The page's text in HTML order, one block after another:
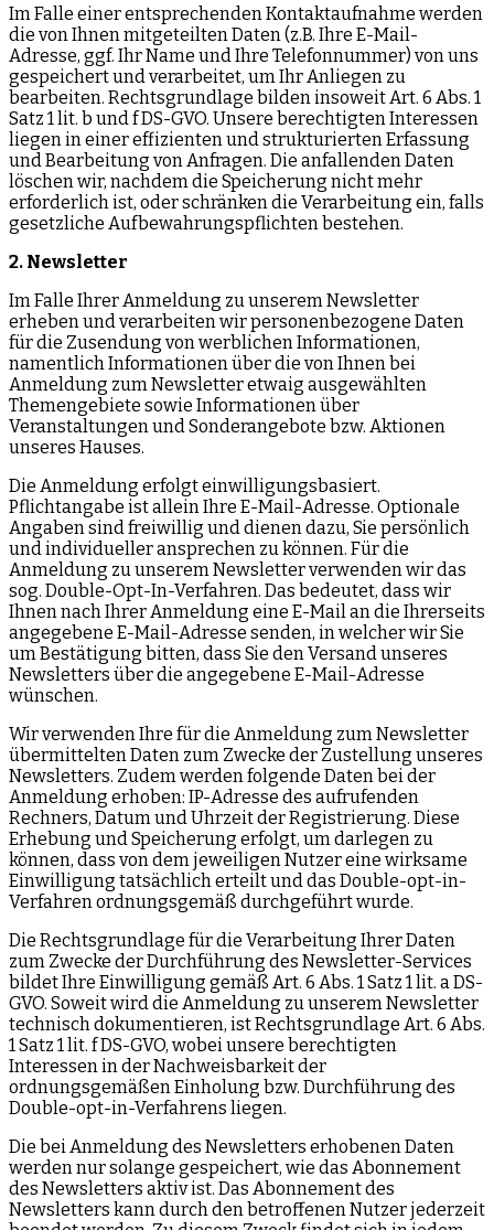
Im Falle einer entsprechenden Kontaktaufnahme werden
die von Ihnen mitgeteilten Daten (z.B. Ihre E-Mail-
Adresse, ggf. Ihr Name und Ihre Telefonnummer) von uns
gespeichert und verarbeitet, um Ihr Anliegen zu
bearbeiten. Rechtsgrundlage bilden insoweit Art. 6 Abs. 1
Satz 1 lit. b und f DS-GVO. Unsere berechtigten Interessen
liegen in einer effizienten und strukturierten Erfassung
und Bearbeitung von Anfragen. Die anfallenden Daten
löschen wir, nachdem die Speicherung nicht mehr
erforderlich ist, oder schränken die Verarbeitung ein, falls
gesetzliche Aufbewahrungspflichten bestehen.
2. Newsletter
Im Falle Ihrer Anmeldung zu unserem Newsletter
erheben und verarbeiten wir personenbezogene Daten
für die Zusendung von werblichen Informationen,
namentlich Informationen über die von Ihnen bei
Anmeldung zum Newsletter etwaig ausgewählten
Themengebiete sowie Informationen über
Veranstaltungen und Sonderangebote bzw. Aktionen
unseres Hauses.
Die Anmeldung erfolgt einwilligungsbasiert.
Pflichtangabe ist allein Ihre E-Mail-Adresse. Optionale
Angaben sind freiwillig und dienen dazu, Sie persönlich
und individueller ansprechen zu können. Für die
Anmeldung zu unserem Newsletter verwenden wir das
sog. Double-Opt-In-Verfahren. Das bedeutet, dass wir
Ihnen nach Ihrer Anmeldung eine E-Mail an die Ihrerseits
angegebene E-Mail-Adresse senden, in welcher wir Sie
um Bestätigung bitten, dass Sie den Versand unseres
Newsletters über die angegebene E-Mail-Adresse
wünschen.
Wir verwenden Ihre für die Anmeldung zum Newsletter
übermittelten Daten zum Zwecke der Zustellung unseres
Newsletters. Zudem werden folgende Daten bei der
Anmeldung erhoben: IP-Adresse des aufrufenden
Rechners, Datum und Uhrzeit der Registrierung. Diese
Erhebung und Speicherung erfolgt, um darlegen zu
können, dass von dem jeweiligen Nutzer eine wirksame
Einwilligung tatsächlich erteilt und das Double-opt-in-
Verfahren ordnungsgemäß durchgeführt wurde.
Die Rechtsgrundlage für die Verarbeitung Ihrer Daten
zum Zwecke der Durchführung des Newsletter-Services
bildet Ihre Einwilligung gemäß Art. 6 Abs. 1 Satz 1 lit. a DS-
GVO. Soweit wird die Anmeldung zu unserem Newsletter
technisch dokumentieren, ist Rechtsgrundlage Art. 6 Abs.
1 Satz 1 lit. f DS-GVO, wobei unsere berechtigten
Interessen in der Nachweisbarkeit der
ordnungsgemäßen Einholung bzw. Durchführung des
Double-opt-in-Verfahrens liegen.
Die bei Anmeldung des Newsletters erhobenen Daten
werden nur solange gespeichert, wie das Abonnement
des Newsletters aktiv ist. Das Abonnement des
Newsletters kann durch den betroffenen Nutzer jederzeit